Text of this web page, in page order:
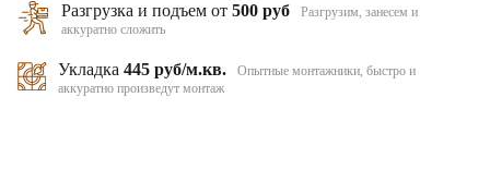
Разгрузка и подъем от500 руб
Разгрузим, занесем и
аккуратно сложить
Укладка 445 руб/м.кв.
Опытные монтажники, быстро и
аккуратно произведут монтаж